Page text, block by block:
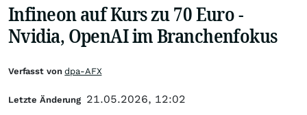
Infineon auf Kurs zu 70 Euro -
Nvidia, OpenAI im Branchenfokus
Verfasst vondpa-AFX
Letzte Änderung 21.05.2026, 12:02